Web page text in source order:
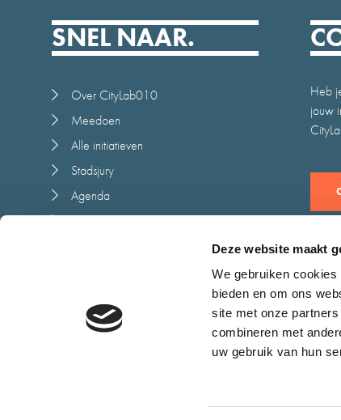
Deze website maakt
We gebruiken
bieden en om ons
site met onze
combineren met
uw gebruik van hun
SNEL NAAR.
Over CityLab010
Meedoen
Alle initiatieven
Stadsjury
Agenda
Nieuws
Heb
jouw